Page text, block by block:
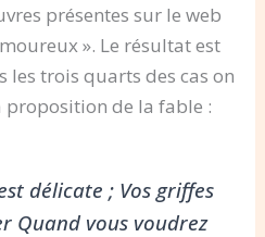
présentes sur le web
». Le résultat est
les trois quarts des cas on
proposition de la fable :
délicate ; Vos griffes
Quand vous voudrez